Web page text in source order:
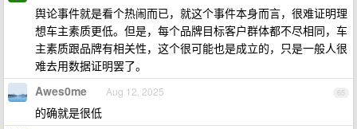
舆论事件就是看个热闹而已，就这个事件本身而言，很难证明理
想车主素质更低。但是，每个品牌目标客户群体都不尽相同，车
主素质跟品牌有相关性，这个很可能也是成立的，只是一般人很
难去用数据证明罢了。
65
Awes0me Aug 12, 2025
的确就是很低